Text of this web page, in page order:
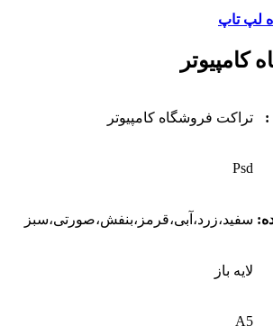
لپ تاپ
کامپیوتر
تراکت فروشگاه کامپیوتر
Psd
سفید،زرد،آبی،قرمز،بنفش،صورتی،سبز
لایه باز
A5